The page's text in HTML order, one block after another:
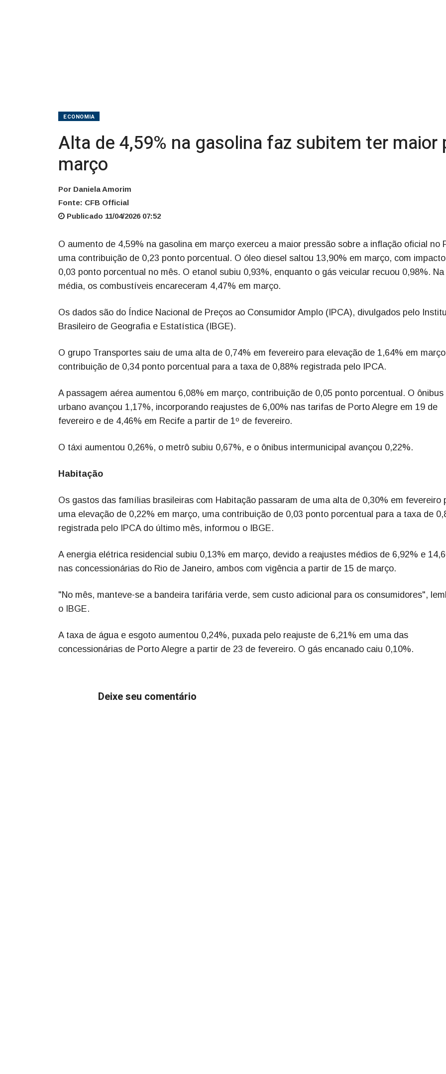
ECONOMIA
Alta de 4,59% na gasolina faz subitem ter maior
março
Por Daniela Amorim
Fonte: CFB Official
Publicado 11/04/2026 07:52
O aumento de 4,59% na gasolina em março exerceu a maior pressão sobre a inflação oficial no
uma contribuição de 0,23 ponto porcentual. O óleo diesel saltou 13,90% em março, com
0,03 ponto porcentual no mês. O etanol subiu 0,93%, enquanto o gás veicular recuou 0,98%. Na
média, os combustíveis encareceram 4,47% em março.
Os dados são do Índice Nacional de Preços ao Consumidor Amplo (IPCA), divulgados pelo
Brasileiro de Geografia e Estatística (IBGE).
O grupo Transportes saiu de uma alta de 0,74% em fevereiro para elevação de 1,64% em
contribuição de 0,34 ponto porcentual para a taxa de 0,88% registrada pelo IPCA.
A passagem aérea aumentou 6,08% em março, contribuição de 0,05 ponto porcentual. O ônibus
urbano avançou 1,17%, incorporando reajustes de 6,00% nas tarifas de Porto Alegre em 19 de
fevereiro e de 4,46% em Recife a partir de 1º de fevereiro.
O táxi aumentou 0,26%, o metrô subiu 0,67%, e o ônibus intermunicipal avançou 0,22%.
Habitação
Os gastos das famílias brasileiras com Habitação passaram de uma alta de 0,30% em fevereiro
uma elevação de 0,22% em março, uma contribuição de 0,03 ponto porcentual para a taxa de
registrada pelo IPCA do último mês, informou o IBGE.
A energia elétrica residencial subiu 0,13% em março, devido a reajustes médios de 6,92% e
nas concessionárias do Rio de Janeiro, ambos com vigência a partir de 15 de março.
"No mês, manteve-se a bandeira tarifária verde, sem custo adicional para os consumidores",
o IBGE.
A taxa de água e esgoto aumentou 0,24%, puxada pelo reajuste de 6,21% em uma das
concessionárias de Porto Alegre a partir de 23 de fevereiro. O gás encanado caiu 0,10%.
Deixe seu comentário